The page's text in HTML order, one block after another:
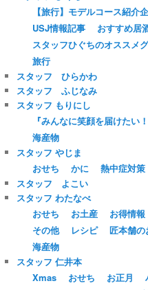
【旅行】モデルコース紹介
USJ情報記事
おすすめ居
スタッフひぐちのオススメ
旅行
スタッフ ひらかわ
スタッフ ふじなみ
スタッフ もりにし
『みんなに笑顔を届けたい
海産物
スタッフ やじま
おせち
かに
熱中症対策
スタッフ よこい
スタッフ わたなべ
おせち
お土産 お得情報
その他
レシピ 匠本舗の
海産物
スタッフ 仁井本
Xmas
おせち お正月